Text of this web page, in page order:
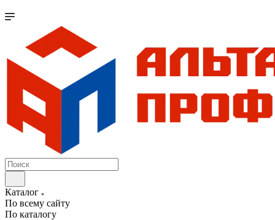
Каталог
По всему сайту
По каталогу